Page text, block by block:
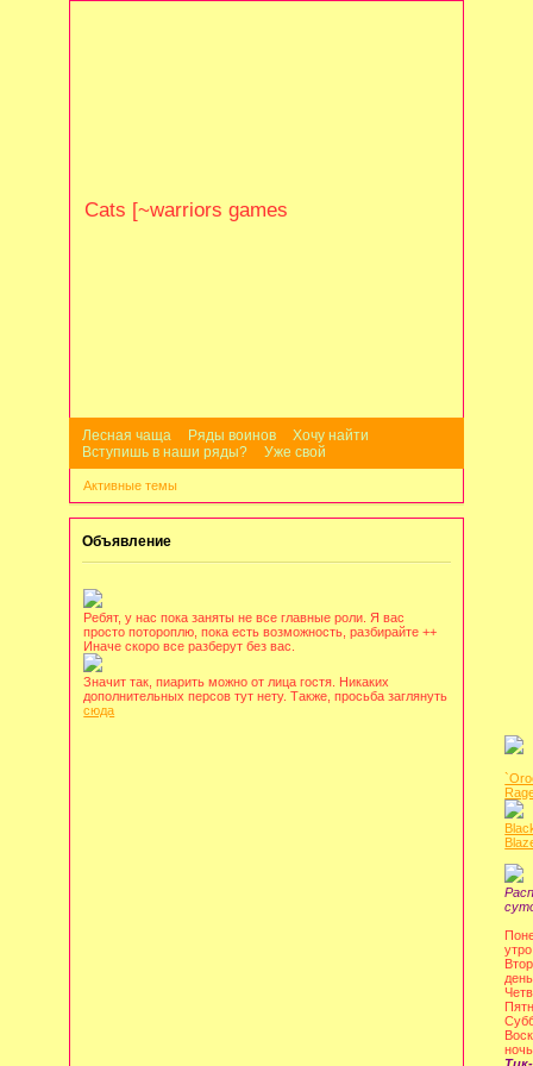
Cats [~warriors games
Лесная чаща Ряды воинов
Хочу найти
Вступишь в наши ряды?
Уже свой
Активные темы
Объявление
Ребят, у нас пока заняты не все главные роли. Я вас
просто потороплю, пока есть возможность, разбирайте ++
Иначе скоро все разберут без вас.
Значит так, пиарить можно от лица гостя. Никаких
дополнительных персов тут нету. Также, просьба заглянуть
сюда